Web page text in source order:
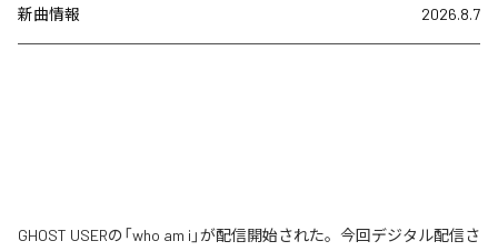
新曲情報 2026.8.7
GHOST USERの「who am i」が配信開始された。今回デジタル配信さ